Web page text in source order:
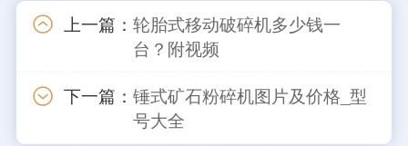
上一篇： 轮胎式移动破碎机多少钱一
台？附视频
下一篇： 锤式矿石粉碎机图片及价格_型
号大全